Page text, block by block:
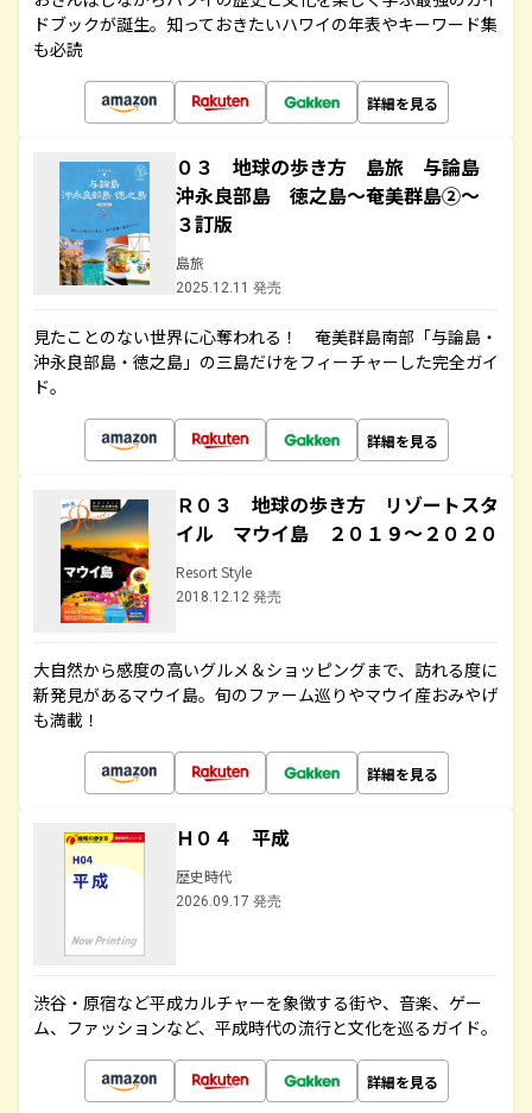
ドブックが誕生。知っておきたいハワイの年表やキーワード集
も必読
詳細を見る
０３ 地球の歩き方 島旅 与論島
沖永良部島 徳之島～奄美群島②～
３訂版
島旅
2025.12.11 発売
見たことのない世界に心奪われる！ 奄美群島南部「与論島・
沖永良部島・徳之島」の三島だけをフィーチャーした完全ガイ
ド。
詳細を見る
Ｒ０３ 地球の歩き方 リゾートスタ
イル マウイ島 ２０１９～２０２０
Resort Style
2018.12.12 発売
大自然から感度の高いグルメ＆ショッピングまで、訪れる度に
新発見があるマウイ島。旬のファーム巡りやマウイ産おみやげ
も満載！
詳細を見る
Ｈ０４ 平成
歴史時代
2026.09.17 発売
渋谷・原宿など平成カルチャーを象徴する街や、音楽、ゲー
ム、ファッションなど、平成時代の流行と文化を巡るガイド。
詳細を見る